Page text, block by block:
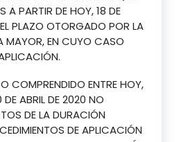
A PARTIR DE HOY, 18 DE
PLAZO OTORGADO POR LA
MAYOR, EN CUYO CASO
COMPRENDIDO ENTRE HOY,
DE ABRIL DE 2020 NO
DE LA DURACIÓN
DE APLICACIÓN